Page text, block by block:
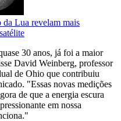
Lua revelam mais
30 anos, já foi a maior
David Weinberg, professor
de Ohio que contribuiu
"Essas novas medições
de que a energia escura
em nossa